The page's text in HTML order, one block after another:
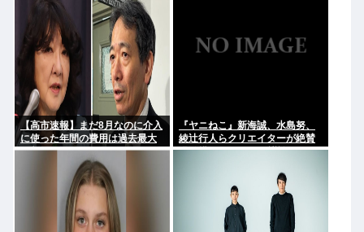
【高市速報】まだ8月なのに介入
に使った年間の費用は過去最大
と判明
『ヤニねこ』新海誠、水島努、
綾辻行人らクリエイターが絶賛
過激描写はBPOでも議論に